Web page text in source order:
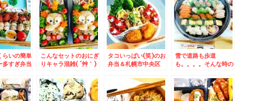
ソシア店さんの「Aラ
ンチ」は彩り海鮮丼
「タコ吸盤軍艦」「ホ
ッキサラダ軍艦」１０
００円でおつりくるっ
て(@￣□￣@;)！！
高すぎてカスタマイズ
(*´艸`*)
ラク(*´艸`*)
らいの簡単
多すぎ弁当
ば～♪
こんなセットのおにぎ
りキャラ混雑( ´艸｀)
ち」さんの「豆大福」
と「よもぎ大福」
タコいっぱい(笑)のお
弁当＆札幌市中央区
店」さんがありがたす
ぎる～
雪で道路も歩道
も。。。。そんな時の
♪「海鮮丸」さんの期
間限定新メニューいく
ら入って一人前税込み